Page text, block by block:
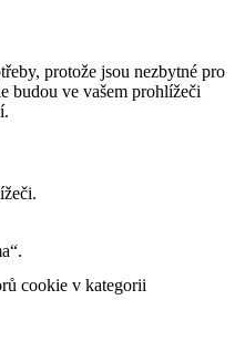
protože jsou nezbytné pro
budou ve vašem prohlížeči
cookie v kategorii